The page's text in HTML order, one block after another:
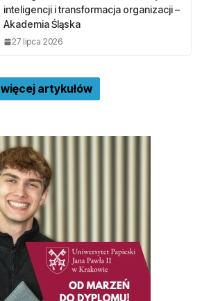
inteligencji i transformacja organizacji –
Akademia Śląska
27 lipca 2026
więcej artykułów